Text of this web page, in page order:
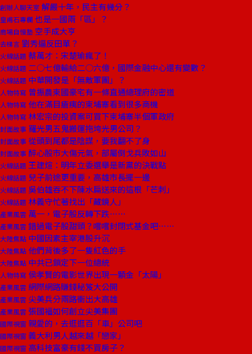
創辦人聊天室 解嚴十年，民主有幾分？
皇甫石專欄 也是一國兩「區」？
商場自慢塾 空手成大亨
去梯言 劉秀逼反田單？
火線話題 蔡萬才：宋楚瑜瘋了！
火線話題 二○七億輸給二○六億，國際金融中心還有變數？
火線話題 中華開發是「無敵軍團」？
人物特寫 曾振農柬國豪宅有一條直通總理府的密道
人物特寫 他在滿目瘡痍的柬埔寨看到很多商機
人物特寫 林宏宗的投資案可買下柬埔寨半個軍政府
封面故事 羅光男五鬼搬運拖垮光男公司？
封面故事 從頭到尾都是陰謀，要我翻不了身
封面故事 醉心股市大傷元氣，部屬倒戈兵敗如山
火線話題 王建煊：明年立委選舉是新黨的決戰點
火線話題 兒子前途更重要，高雄市長擺一邊
火線話題 吳伯雄吞不下陳水扁送來的這根「芒刺」
火線話題 林義守忙著找出「藏鏡人」
產業風雲 萬一，電子股反轉下跌……
產業風雲 錯過電子股甜頭？嚐嚐封閉式基金吧……
大陸焦點 中國因素主宰港股升沉
大陸焦點 他們背後多了一隻紅色的手
大陸焦點 中共已鎖定下一位總統
人物特寫 侯孝賢的電影世界出現一顆金「太陽」
產業風雲 網際網路賺錢秘笈大公開
產業風雲 尖美兵分兩路衝出大高雄
產業風雲 張國福如何創立尖美集團
國際視窗 親愛的，去逛逛百「車」公司吧
國際視窗 義大利男人越來越「戀家」
國際視窗 高科技富豪有錢不買房子？